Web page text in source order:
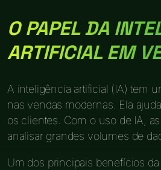
O PAPEL DA
ARTIFICIAL EM
A inteligência artificial (IA) tem
nas vendas modernas. Ela
os clientes. Com o uso de IA,
analisar grandes volumes de
Um dos principais benefícios da